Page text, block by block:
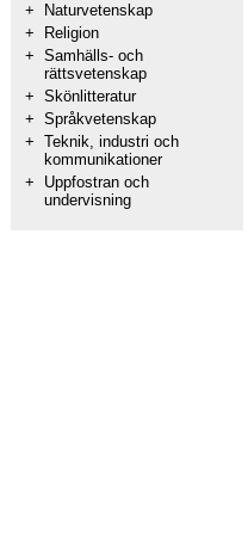
+
Naturvetenskap
+
Religion
+ Samhälls- och
rättsvetenskap
+ Skönlitteratur
+ Språkvetenskap
+ Teknik, industri och
kommunikationer
+
Uppfostran och
undervisning